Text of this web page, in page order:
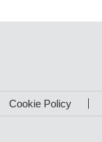
Cookie Policy